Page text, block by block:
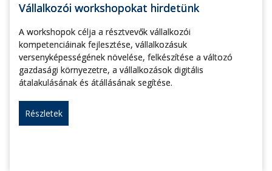
Vállalkozói workshopokat hirdetünk
A workshopok célja a résztvevők vállalkozói
kompetenciáinak fejlesztése, vállalkozásuk
versenyképességének növelése, felkészítése a változó
gazdasági környezetre, a vállalkozások digitális
átalakulásának és átállásának segítése.
Részletek